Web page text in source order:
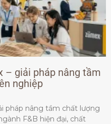
– giải pháp nâng tầm
nghiệp
pháp nâng tầm chất lượng
F&B hiện đại, chất